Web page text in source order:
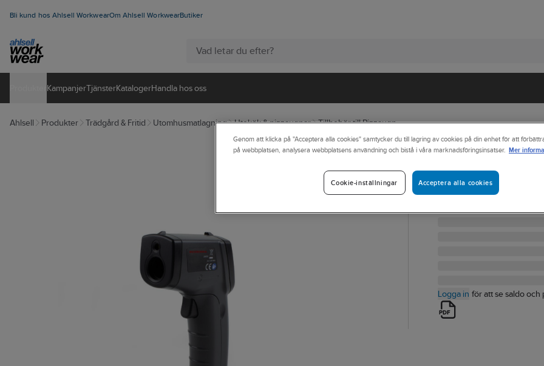
Bli kund hos Ahlsell WorkwearOm Ahlsell WorkwearButiker
KampanjerTjänsterKatalogerHandla hos oss
Ahlsell Produkter Trädgård & Fritid Utomhusmatlagning Utekök & pizzaugnar Tillbehör till Pizzaugn
MUURIKKA
Infraröd
INFRARÖD
Logga in för att se saldo och
Genom att klicka på "Acceptera alla cookies" samtycker du till lagring av cookies på din enhet för att
på webbplatsen, analysera webbplatsens användning och bistå i våra marknadsföringsinsatser. Mer
Acceptera alla cookies
Cookie-inställningar